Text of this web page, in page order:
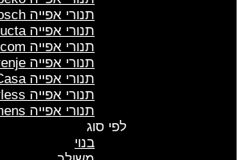
תנורי אפייה Bosch
תנורי אפייה Constructa
תנורי אפייה Fujicom
תנורי אפייה gorenje
תנורי אפייה LaCasa
תנורי אפייה Peerless
תנורי אפייה Siemens
לפי סוג
בנוי